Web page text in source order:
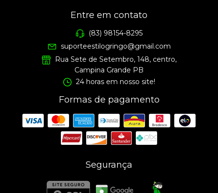
Entre em contato
(83) 98154-8295
suporteestilogringo@gmail.com
Rua Sete de Setembro, 148, centro,
Campina Grande PB
24 horas em nosso site!
Formas de pagamento
Segurança